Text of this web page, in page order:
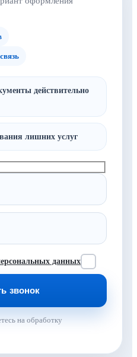
действительно
лишних услуг
данных
на обработку